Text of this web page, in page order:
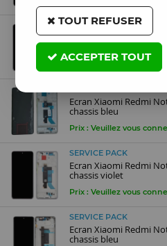
SERVICE PACK
Ecran Xiaomi Redmi
Ecran Xiaomi Redmi
chassis bleu
Prix : Veuillez vous
SERVICE PACK
Ecran Xiaomi Redmi
chassis violet
Prix : Veuillez vous
SERVICE PACK
Ecran Xiaomi Redmi
chassis bleu
TOUT REFUSER
ACCEPTER TOUT